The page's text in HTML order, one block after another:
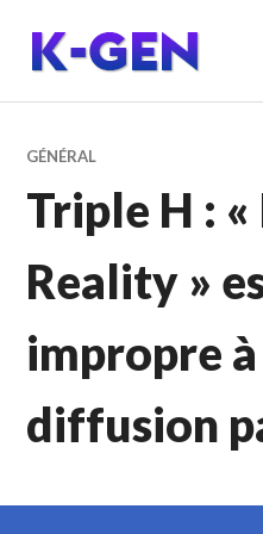
contenu
principal
K-GEN
GÉNÉRAL
Triple H :
Reality »
impropre
diffusion